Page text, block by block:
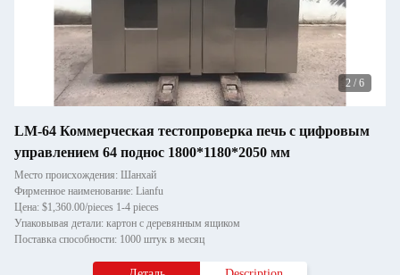
2 / 6
LM-64 Коммерческая тестопроверка печь с цифровым
управлением 64 поднос 1800*1180*2050 мм
Место происхождения: Шанхай
Фирменное наименование: Lianfu
Цена: $1,360.00/pieces 1-4 pieces
Упаковывая детали: картон с деревянным ящиком
Поставка способности: 1000 штук в месяц